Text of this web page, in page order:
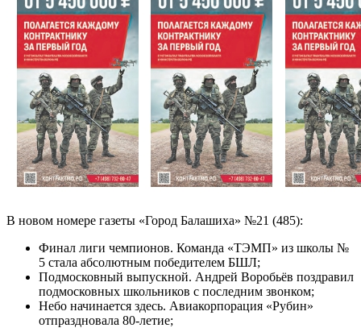
В новом номере газеты «Город Балашиха» №21 (485):
Финал лиги чемпионов. Команда «ТЭМП» из школы №
5 стала абсолютным победителем БШЛ;
Подмосковный выпускной. Андрей Воробьёв поздравил
подмосковных школьников с последним звонком;
Небо начинается здесь. Авиакорпорация «Рубин»
отпраздновала 80-летие;